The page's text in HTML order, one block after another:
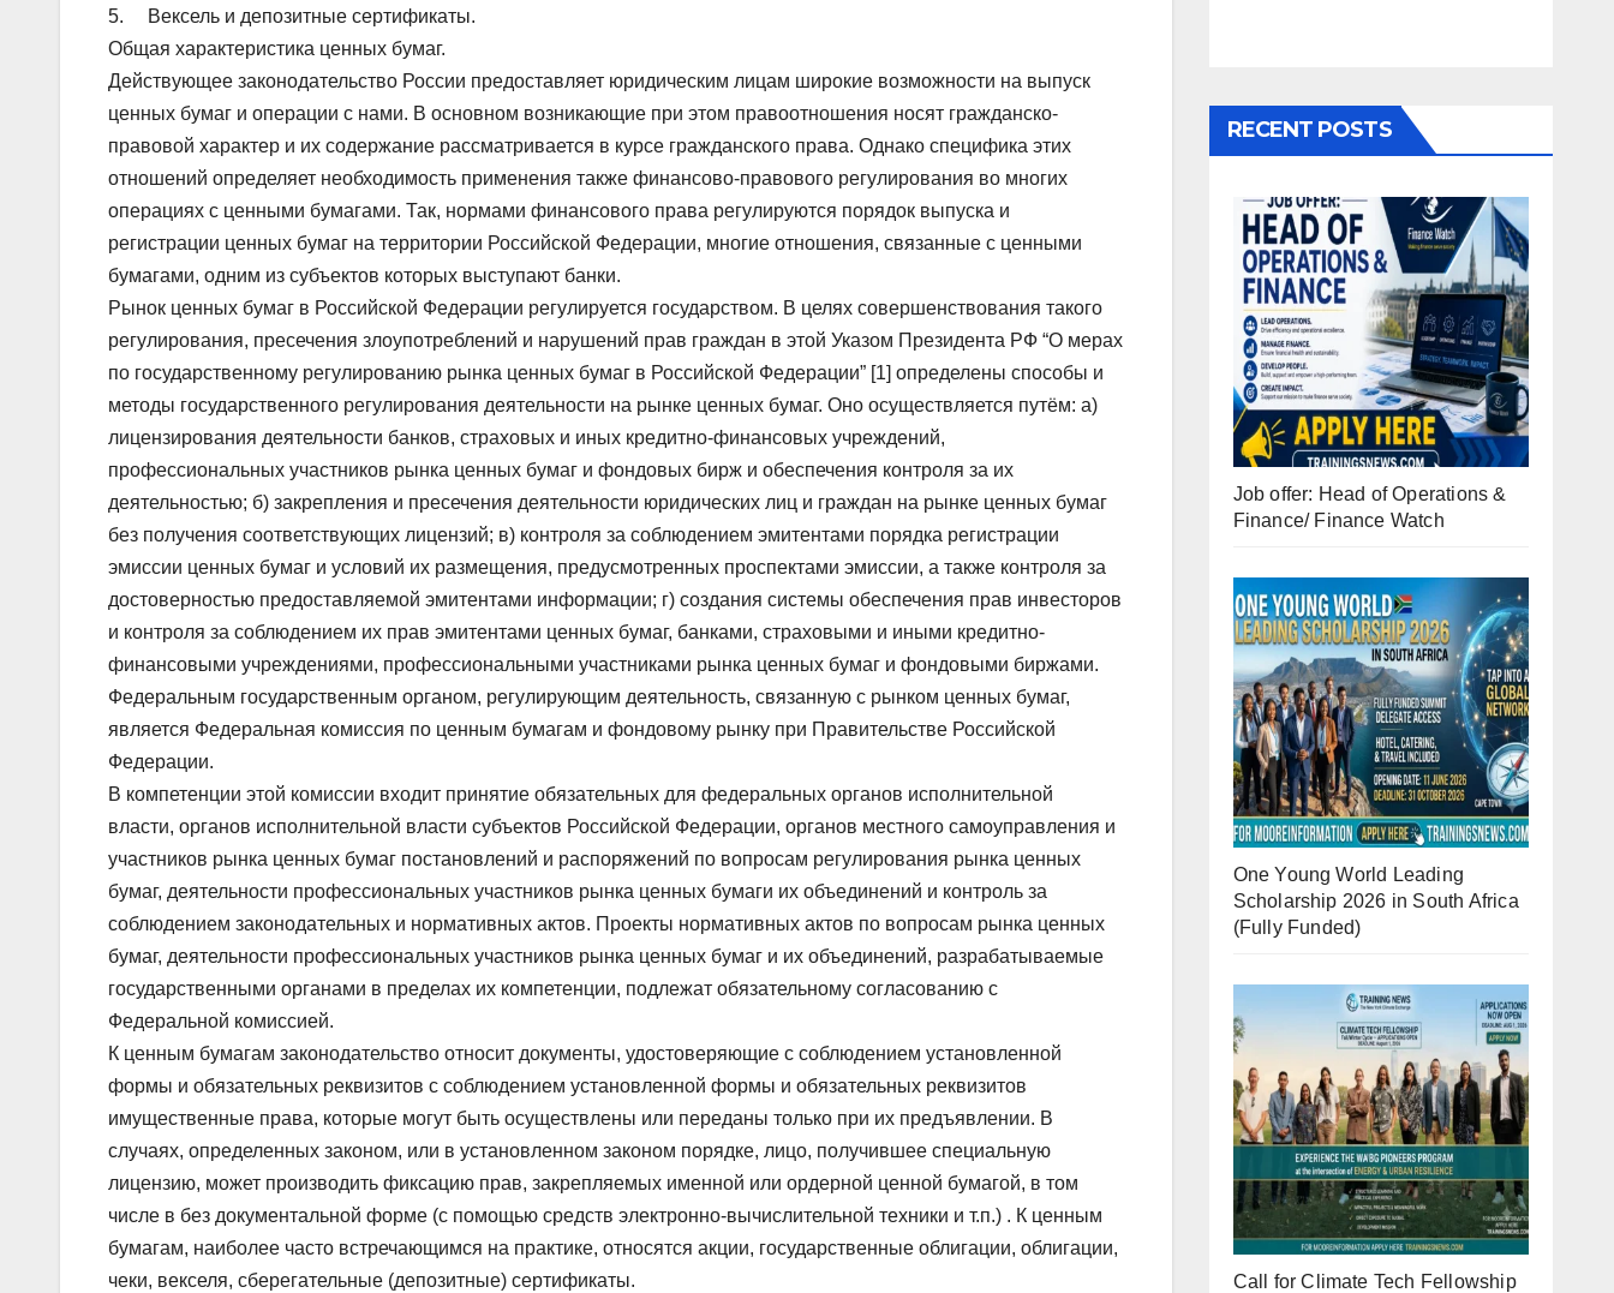
5. Вексель и депозитные сертификаты.
Общая характеристика ценных бумаг.
Действующее законодательство России предоставляет юридическим лицам широкие возможности на выпуск
ценных бумаг и операции с нами. В основном возникающие при этом правоотношения носят гражданско-
правовой характер и их содержание рассматривается в курсе гражданского права. Однако специфика этих
отношений определяет необходимость применения также финансово-правового регулирования во многих
операциях с ценными бумагами. Так, нормами финансового права регулируются порядок выпуска и
регистрации ценных бумаг на территории Российской Федерации, многие отношения, связанные с ценными
бумагами, одним из субъектов которых выступают банки.
Рынок ценных бумаг в Российской Федерации регулируется государством. В целях совершенствования такого
регулирования, пресечения злоупотреблений и нарушений прав граждан в этой Указом Президента РФ “О мерах
по государственному регулированию рынка ценных бумаг в Российской Федерации” [1] определены способы и
методы государственного регулирования деятельности на рынке ценных бумаг. Оно осуществляется путём: а)
лицензирования деятельности банков, страховых и иных кредитно-финансовых учреждений,
профессиональных участников рынка ценных бумаг и фондовых бирж и обеспечения контроля за их
деятельностью; б) закрепления и пресечения деятельности юридических лиц и граждан на рынке ценных бумаг
без получения соответствующих лицензий; в) контроля за соблюдением эмитентами порядка регистрации
эмиссии ценных бумаг и условий их размещения, предусмотренных проспектами эмиссии, а также контроля за
достоверностью предоставляемой эмитентами информации; г) создания системы обеспечения прав инвесторов
и контроля за соблюдением их прав эмитентами ценных бумаг, банками, страховыми и иными кредитно-
финансовыми учреждениями, профессиональными участниками рынка ценных бумаг и фондовыми биржами.
Федеральным государственным органом, регулирующим деятельность, связанную с рынком ценных бумаг,
является Федеральная комиссия по ценным бумагам и фондовому рынку при Правительстве Российской
Федерации.
В компетенции этой комиссии входит принятие обязательных для федеральных органов исполнительной
власти, органов исполнительной власти субъектов Российской Федерации, органов местного самоуправления и
участников рынка ценных бумаг постановлений и распоряжений по вопросам регулирования рынка ценных
бумаг, деятельности профессиональных участников рынка ценных бумаги их объединений и контроль за
соблюдением законодательных и нормативных актов. Проекты нормативных актов по вопросам рынка ценных
бумаг, деятельности профессиональных участников рынка ценных бумаг и их объединений, разрабатываемые
государственными органами в пределах их компетенции, подлежат обязательному согласованию с
Федеральной комиссией.
К ценным бумагам законодательство относит документы, удостоверяющие с соблюдением установленной
формы и обязательных реквизитов с соблюдением установленной формы и обязательных реквизитов
имущественные права, которые могут быть осуществлены или переданы только при их предъявлении. В
случаях, определенных законом, или в установленном законом порядке, лицо, получившее специальную
лицензию, может производить фиксацию прав, закрепляемых именной или ордерной ценной бумагой, в том
числе в без документальной форме (с помощью средств электронно-вычислительной техники и т.п.) . К ценным
бумагам, наиболее часто встречающимся на практике, относятся акции, государственные облигации, облигации,
чеки, векселя, сберегательные (депозитные) сертификаты.
RECENT POSTS
Job offer: Head of Operations &
Finance/ Finance Watch
One Young World Leading
Scholarship 2026 in South Africa
(Fully Funded)
Call for Climate Tech Fellowship